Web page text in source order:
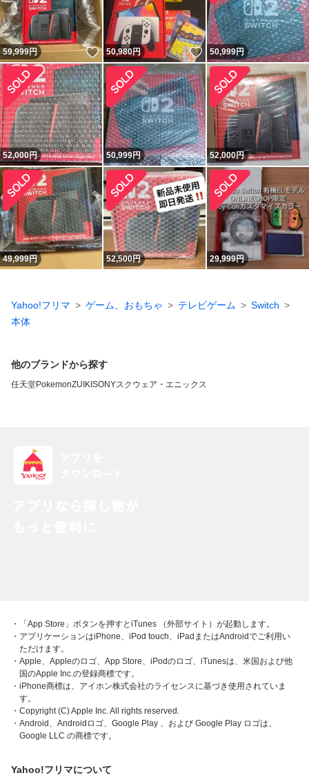
59,999円 いいね！
50,980円 いいね！
50,999円
52,000円 50,999円 52,000円
49,999円 52,500円 29,999円
Yahoo!フリマ ゲーム、おもちゃ テレビゲーム
Switch
本体
他のブランドから探す
任天堂PokemonZUIKI SONYスクウェア・エニックス
・「App Store」ボタンを押すとiTunes （外部サイト）が起動します。
・アプリケーションはiPhone、iPod touch、iPadまたはAndroidでご利用い
ただけます。
・Apple、Appleのロゴ、App Store、iPodのロゴ、iTunesは、米国および他
国のApple Inc.の登録商標です。
・iPhone商標は、アイホン株式会社のライセンスに基づき使用されていま
す。
・Copyright (C) Apple Inc. All rights reserved.
・Android、Androidロゴ、Google Play 、および Google Play ロゴは、
Google LLC の商標です。
Yahoo!フリマについて